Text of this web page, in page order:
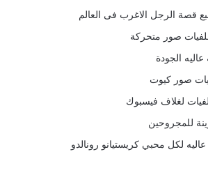
قصة الرجل الاغرب فى العالم
صور متحركة
الجودة
صور كيوت
لغلاف فيسبوك
للمجروحين
لكل محبي كريستيانو رونالدو